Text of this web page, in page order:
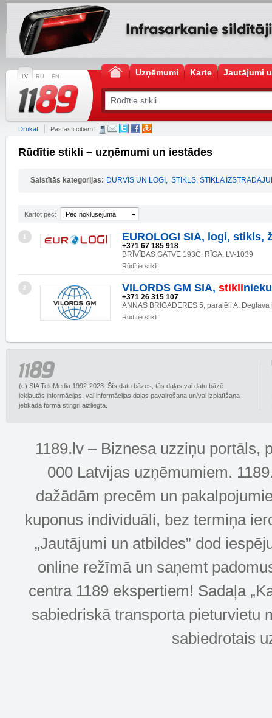
LV RU EN Uzņēmumi Karte Jautājumi
Drukāt Pastāsti citiem:
Rūdītie stikli – uzņēmumi un iestādes
Saistītās kategorijas: DURVIS UN LOGI , STIKLS, STIKLA
Kārtot pēc: Pēc noklusējuma
1 EUROLOGI SIA, logi, stikls,
+371 67 185 918
BRĪVĪBAS GATVE 193C, RĪGA, LV-1039
Rūdītie stikli
2 VILORDS GM SIA, stikli
+371 26 315 107
ANNAS BRIGADERES 5, paralēli A. Deglava
Rūdītie stikli
(c) SIA TeleMedia 1992-2023. Šīs datu bāzes, tās daļas vai datu bāzē
iekļautās informācijas, vai informācijas daļas pavairošana un/vai izplatīšana
jebkādā formā stingri aizliegta.
1189.lv – Biznesa uzziņu portāls,
000 Latvijas uzņēmumiem.
dažādām precēm un
kuponus individuāli, bez termiņa
„Jautājumi un atbildes” dod
online režīmā un saņemt
centra 1189 ekspertiem! Sadaļa
sabiedriskā transporta pieturvietu
sabiedrotais